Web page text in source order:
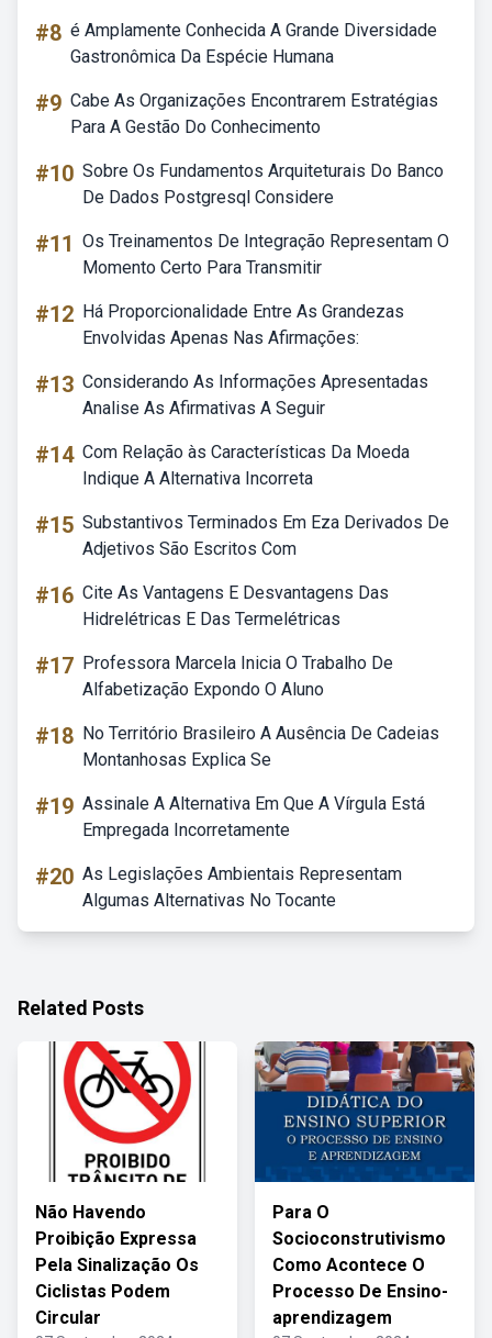
#8 é Amplamente Conhecida A Grande Diversidade
Gastronômica Da Espécie Humana
#9 Cabe As Organizações Encontrarem Estratégias
Para A Gestão Do Conhecimento
#10 Sobre Os Fundamentos Arquiteturais Do Banco
De Dados Postgresql Considere
#11 Os Treinamentos De Integração Representam O
Momento Certo Para Transmitir
#12 Há Proporcionalidade Entre As Grandezas
Envolvidas Apenas Nas Afirmações:
#13 Considerando As Informações Apresentadas
Analise As Afirmativas A Seguir
#14 Com Relação às Características Da Moeda
Indique A Alternativa Incorreta
#15 Substantivos Terminados Em Eza Derivados De
Adjetivos São Escritos Com
#16 Cite As Vantagens E Desvantagens Das
Hidrelétricas E Das Termelétricas
#17 Professora Marcela Inicia O Trabalho De
Alfabetização Expondo O Aluno
#18 No Território Brasileiro A Ausência De Cadeias
Montanhosas Explica Se
#19 Assinale A Alternativa Em Que A Vírgula Está
Empregada Incorretamente
#20 As Legislações Ambientais Representam
Algumas Alternativas No Tocante
Related Posts
Não Havendo
Proibição Expressa
Pela Sinalização Os
Ciclistas Podem
Circular
Para O
Socioconstrutivismo
Como Acontece O
Processo De Ensino-
aprendizagem